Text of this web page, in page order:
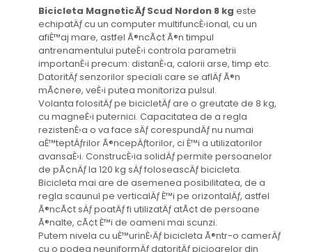
Bicicleta MagneticÄƒ Scud Nordon 8 kg este
echipatÄƒ cu un computer multifuncÈ›ional, cu un
afiÈ™aj mare, astfel Ã®ncÃ¢t Ã®n timpul
antrenamentului puteÈ›i controla parametrii
importanÈ›i precum: distanÈ›a, calorii arse, timp etc.
DatoritÄƒ senzorilor speciali care se aflÄƒ Ã®n
mÃ¢nere, veÈ›i putea monitoriza pulsul.
Volanta folositÄƒ pe bicicletÄƒ are o greutate de 8 kg,
cu magneÈ›i puternici. Capacitatea de a regla
rezistenÈ›a o va face sÄƒ corespundÄƒ nu numai
aÈ™teptÄƒrilor Ã®ncepÄƒtorilor, ci È™i a utilizatorilor
avansaÈ›i. ConstrucÈ›ia solidÄƒ permite persoanelor
de pÃ¢nÄƒ la 120 kg sÄƒ foloseascÄƒ bicicleta.
Bicicleta mai are de asemenea posibilitatea, de a
regla scaunul pe verticalÄƒ È™i pe orizontalÄƒ, astfel
Ã®ncÃ¢t sÄƒ poatÄƒ fi utilizatÄƒ atÃ¢t de persoane
Ã®nalte, cÃ¢t È™i de oameni mai scunzi.
Putem nivela cu uÈ™urinÈ›Äƒ bicicleta Ã®ntr-o camerÄƒ
cu o podea neuniformÄƒ datoritÄƒ picioarelor din